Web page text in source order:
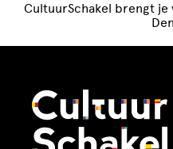
CultuurSchakel brengt